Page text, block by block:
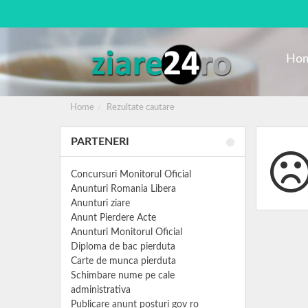
Home Rezultate cautare
PARTENERI
Concursuri Monitorul Oficial
Anunturi Romania Libera
Anunturi ziare
Anunt Pierdere Acte
Anunturi Monitorul Oficial
Diploma de bac pierduta
Carte de munca pierduta
Schimbare nume pe cale
administrativa
Publicare anunt posturi gov ro